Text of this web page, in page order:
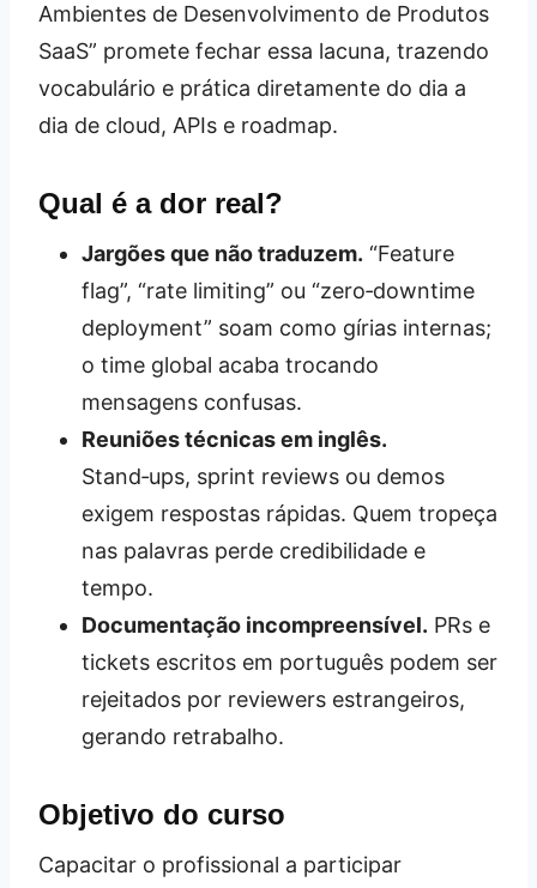
Ambientes de Desenvolvimento de Produtos
SaaS” promete fechar essa lacuna, trazendo
vocabulário e prática diretamente do dia a
dia de cloud, APIs e roadmap.
Qual é a dor real?
Jargões que não traduzem. “Feature
flag”, “rate limiting” ou “zero‑downtime
deployment” soam como gírias internas;
o time global acaba trocando
mensagens confusas.
Reuniões técnicas em inglês.
Stand‑ups, sprint reviews ou demos
exigem respostas rápidas. Quem tropeça
nas palavras perde credibilidade e
tempo.
Documentação incompreensível. PRs e
tickets escritos em português podem ser
rejeitados por reviewers estrangeiros,
gerando retrabalho.
Objetivo do curso
Capacitar o profissional a participar